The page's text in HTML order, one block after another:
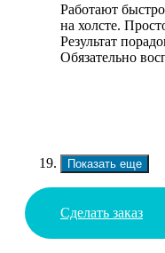
Работают быстро
на холсте.
Результат
Обязательно
Показать еще
Сделать заказ